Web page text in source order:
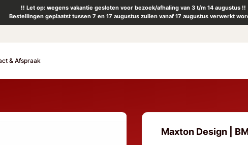
!! Let op: wegens vakantie gesloten voor bezoek/afhaling van 3 t/m 14 augustus !!
Bestellingen geplaatst tussen 7 en 17 augustus zullen vanaf 17 augustus verwerkt
& Afspraak
Maxton Design |